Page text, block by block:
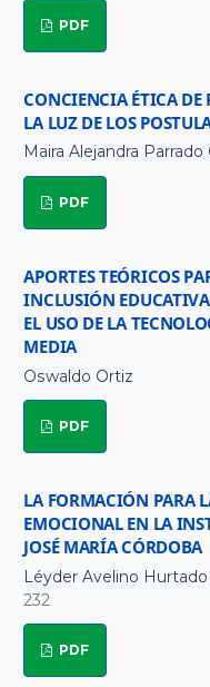
PDF
CONCIENCIA ÉTICA DE
LA LUZ DE LOS
Maira Alejandra
PDF
APORTES TEÓRICOS
INCLUSIÓN
EL USO DE LA
MEDIA
Oswaldo Ortiz
PDF
LA FORMACIÓN PARA
EMOCIONAL EN LA
JOSÉ MARÍA CÓRDOBA
Léyder Avelino
232
PDF